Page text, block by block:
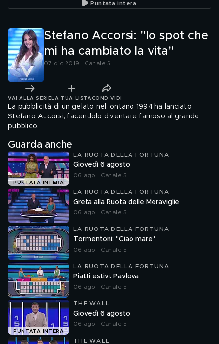
Puntata intera
Stefano Accorsi: "lo spot che
mi ha cambiato la vita"
07 dic 2019 | Canale 5
VAI ALLA SERIE LA TUA LISTA CONDIVIDI
La pubblicità di un gelato nel lontano 1994 ha lanciato
Stefano Accorsi, facendolo diventare famoso al grande
pubblico.
Guarda anche
PUNTATA INTERA
LA RUOTA DELLA FORTUNA
Giovedì 6 agosto
06 ago | Canale 5
LA RUOTA DELLA FORTUNA
Greta alla Ruota delle Meraviglie
06 ago | Canale 5
LA RUOTA DELLA FORTUNA
Tormentoni: "Ciao mare"
06 ago | Canale 5
LA RUOTA DELLA FORTUNA
Piatti estivi: Pavlova
06 ago | Canale 5
PUNTATA INTERA
THE WALL
Giovedì 6 agosto
06 ago | Canale 5
THE WALL